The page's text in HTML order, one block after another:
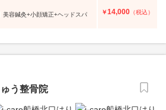
容鍼灸+小顔矯正+ヘッドスパ
￥14,000 （税込）
う整骨院